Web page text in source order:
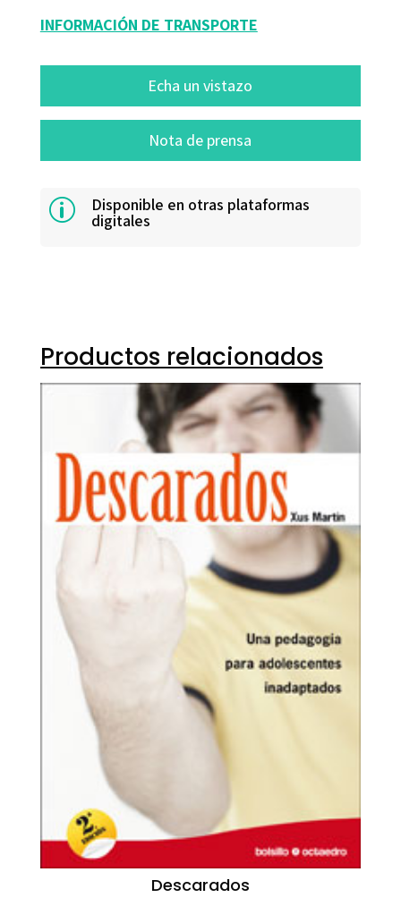
INFORMACIÓN DE TRANSPORTE
Echa un vistazo
Nota de prensa
p Disponible en otras plataformas
digitales
Productos relacionados
Descarados